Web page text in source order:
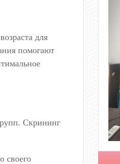
для
помогают
Скрининг
своего